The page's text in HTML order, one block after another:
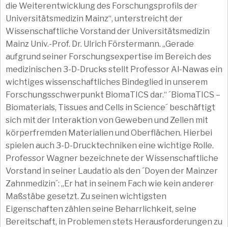
die Weiterentwicklung des Forschungsprofils der
Universitätsmedizin Mainz“, unterstreicht der
Wissenschaftliche Vorstand der Universitätsmedizin
Mainz Univ.-Prof. Dr. Ulrich Förstermann. „Gerade
aufgrund seiner Forschungsexpertise im Bereich des
medizinischen 3-D-Drucks stellt Professor Al-Nawas ein
wichtiges wissenschaftliches Bindeglied in unserem
Forschungsschwerpunkt BiomaTICS dar.“ ´BiomaTICS –
Biomaterials, Tissues and Cells in Science´ beschäftigt
sich mit der Interaktion von Geweben und Zellen mit
körperfremden Materialien und Oberflächen. Hierbei
spielen auch 3-D-Drucktechniken eine wichtige Rolle.
Professor Wagner bezeichnete der Wissenschaftliche
Vorstand in seiner Laudatio als den ´Doyen der Mainzer
Zahnmedizin´: „Er hat in seinem Fach wie kein anderer
Maßstäbe gesetzt. Zu seinen wichtigsten
Eigenschaften zählen seine Beharrlichkeit, seine
Bereitschaft, in Problemen stets Herausforderungen zu